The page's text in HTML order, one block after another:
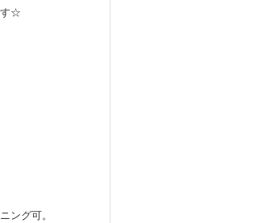
す☆
ング可。